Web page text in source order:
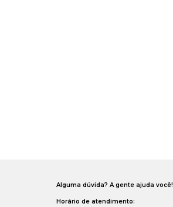
Alguma dúvida? A gente ajuda você!
Horário de atendimento: